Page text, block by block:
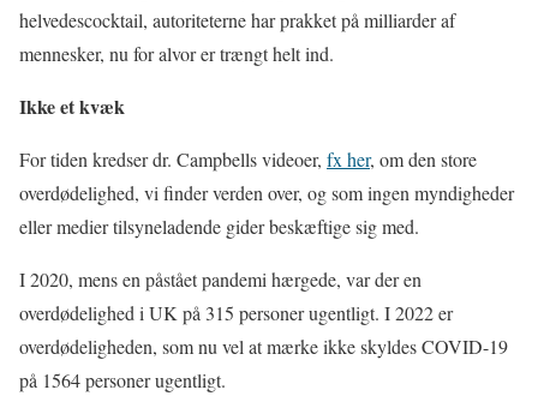
helvedescocktail, autoriteterne har prakket på milliarder af
mennesker, nu for alvor er trængt helt ind.
Ikke et kvæk
For tiden kredser dr. Campbells videoer, fx her, om den store
overdødelighed, vi finder verden over, og som ingen myndigheder
eller medier tilsyneladende gider beskæftige sig med.
I 2020, mens en påstået pandemi hærgede, var der en
overdødelighed i UK på 315 personer ugentligt. I 2022 er
overdødeligheden, som nu vel at mærke ikke skyldes COVID-19
på 1564 personer ugentligt.